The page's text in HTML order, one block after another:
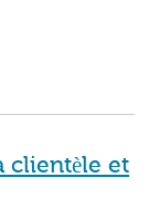
clientèle et